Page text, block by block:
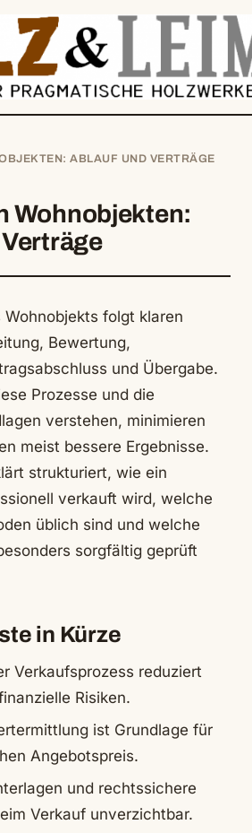
ABLAUF UND VERTRÄGE
Wohnobjekten:
Wohnobjekts folgt klaren
Bewertung,
und Übergabe.
Prozesse und die
verstehen, minimieren
meist bessere Ergebnisse.
strukturiert, wie ein
verkauft wird, welche
üblich sind und welche
sorgfältig geprüft
in Kürze
Verkaufsprozess reduziert
Risiken.
ist Grundlage für
Angebotspreis.
und rechtssichere
Verkauf unverzichtbar.